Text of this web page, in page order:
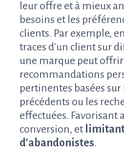
leur offre et à mieux
besoins et les
clients. Par exemple,
traces d'un client sur
une marque peut offrir
recommandations
pertinentes basées sur
précédents ou les
effectuées. Favorisant
conversion, et
d'abandonistes.